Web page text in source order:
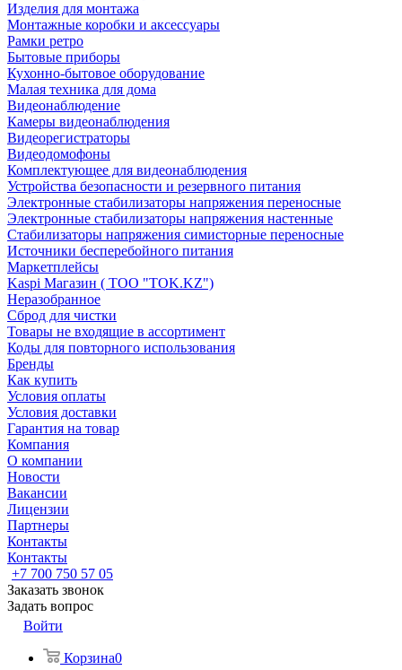
Изделия для монтажа
Монтажные коробки и аксессуары
Рамки ретро
Бытовые приборы
Кухонно-бытовое оборудование
Малая техника для дома
Видеонаблюдение
Камеры видеонаблюдения
Видеорегистраторы
Видеодомофоны
Комплектующее для видеонаблюдения
Устройства безопасности и резервного питания
Электронные стабилизаторы напряжения переносные
Электронные стабилизаторы напряжения настенные
Стабилизаторы напряжения симисторные переносные
Источники бесперебойного питания
Маркетплейсы
Kaspi Магазин ( ТОО "TOK.KZ")
Неразобранное
Сброд для чистки
Товары не входящие в ассортимент
Коды для повторного использования
Бренды
Как купить
Условия оплаты
Условия доставки
Гарантия на товар
Компания
О компании
Новости
Вакансии
Лицензии
Партнеры
Контакты
Контакты
+7 700 750 57 05
Заказать звонок
Задать вопрос
Войти
Корзина0